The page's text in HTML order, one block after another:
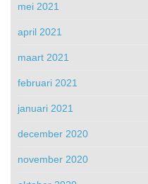
mei 2021
april 2021
maart 2021
februari 2021
januari 2021
december 2020
november 2020